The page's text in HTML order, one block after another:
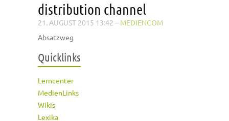
distribution channel
21. AUGUST 2015 13:42 – MEDIENCOM
Absatzweg
Quicklinks
Lerncenter
MedienLinks
Wikis
Lexika